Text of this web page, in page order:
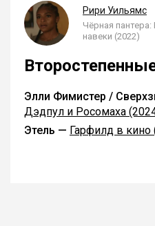
Рири Уильямс
Чёрная пантера:
навеки (2022)
Элли Фимистер /
Дэдпул и Росомаха
Этель — Гарфилд в кино